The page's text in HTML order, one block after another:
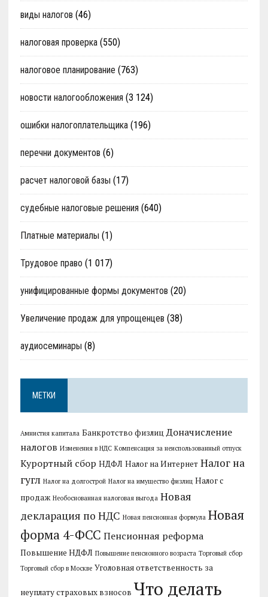
виды налогов (46)
налоговая проверка(550)
налоговое планирование (763)
новости налогообложения (3 124)
ошибки налогоплательщика(196)
перечни документов (6)
расчет налоговой базы (17)
судебные налоговые решения (640)
Платные материалы (1)
Трудовое право (1 017)
унифицированные формы документов (20)
Увеличение продаж для упрощенцев (38)
аудиосеминары (8)
МЕТКИ
Амнистия капитала Банкротство физлиц Доначисление
налогов Изменения в НДС Компенсация за неиспользованный отпуск
Курортный сбор НДФЛ Налог на Интернет Налог на
гугл Налог на долгострой Налог на имущество физлиц Налог с
продаж Необоснованная налоговая выгода Новая
декларация по НДС Новая пенсионная формула Новая
форма 4-ФСС Пенсионная реформа
Повышение НДФЛ Повышение пенсионного возраста Торговый сбор
Торговый сбор в Москве Уголовная ответственность за
неуплату страховых взносов Что делать